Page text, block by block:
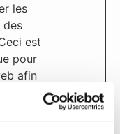
les
des
est
pour
afin